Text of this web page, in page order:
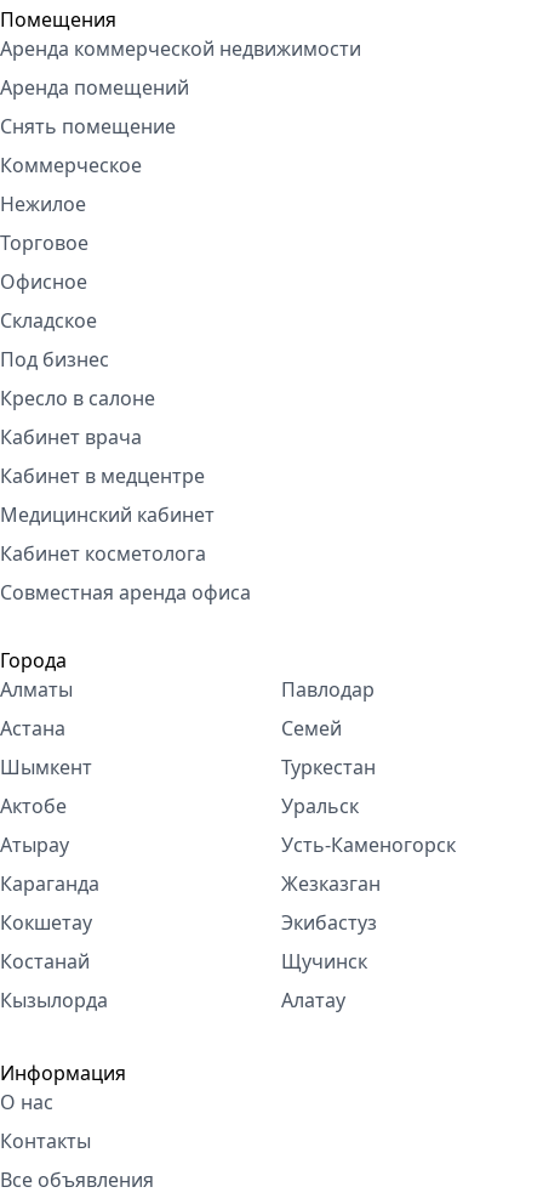
Помещения
Аренда коммерческой недвижимости
Аренда помещений
Снять помещение
Коммерческое
Нежилое
Торговое
Офисное
Складское
Под бизнес
Кресло в салоне
Кабинет врача
Кабинет в медцентре
Медицинский кабинет
Кабинет косметолога
Совместная аренда офиса
Города
Алматы
Астана
Шымкент
Актобе
Атырау
Караганда
Кокшетау
Костанай
Кызылорда
Павлодар
Семей
Туркестан
Уральск
Усть-Каменогорск
Жезказган
Экибастуз
Щучинск
Алатау
Информация
О нас
Контакты
Все объявления